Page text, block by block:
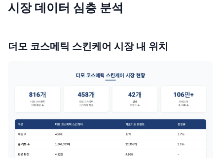
시장 데이터 심층 분석
더모 코스메틱 스킨케어 시장 내 위치